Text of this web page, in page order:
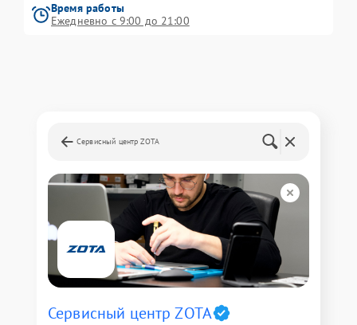
Время работы
Ежедневно с 9:00 до 21:00
Сервисный центр ZOTA
Сервисный центр ZOTA